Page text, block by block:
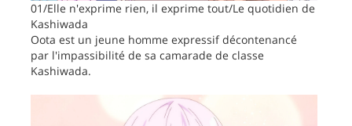
01/Elle n'exprime rien, il exprime tout/Le quotidien de
Kashiwada
Oota est un jeune homme expressif décontenancé
par l'impassibilité de sa camarade de classe
Kashiwada.